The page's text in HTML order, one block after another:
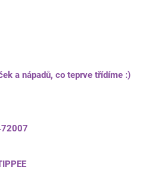
a nápadů, co teprve třídíme :)